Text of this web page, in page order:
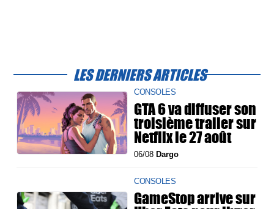
LES DERNIERS ARTICLES
CONSOLES
GTA 6 va diffuser son
troisième trailer sur
Netflix le 27 août
06/08Dargo
CONSOLES
GameStop arrive sur